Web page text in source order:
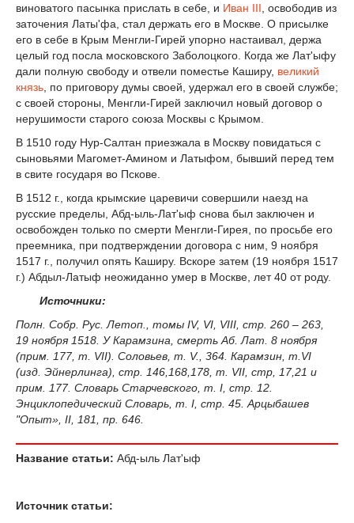
виноватого пасынка прислать в себе, и Иван III, освободив из
заточения Латы'фа, стал держать его в Москве. О присылке
его в себе в Крым Менгли-Гирей упорно настаивал, держа
целый год посла московского Заболоцкого. Когда же Лат'ыфу
дали полную свободу и отвели поместье Каширу, великий
князь, по приговору думы своей, удержал его в своей службе;
с своей стороны, Менгли-Гирей заключил новый договор о
нерушимости старого союза Москвы с Крымом.
В 1510 году Нур-Салтан приезжала в Москву повидаться с
сыновьями Магомет-Амином и Латыфом, бывший перед тем
в свите государя во Пскове.
В 1512 г., когда крымские царевичи совершили наезд на
русские пределы, Абд-ыль-Лат'ыф снова был заключен и
освобожден только по смерти Менгли-Гирея, по просьбе его
преемника, при подтверждении договора с ним, 9 ноября
1517 г., получил опять Каширу. Вскоре затем (19 ноября 1517
г.) Абдыл-Латыф неожиданно умер в Москве, лет 40 от роду.
Источники:
Полн. Собр. Pyс. Летоп., томы IV, VI, VIII, стр. 260 – 263,
19 ноября 1518. У Карамзина, смерть Аб. Лат. 8 ноября
(прим. 177, т. VII). Соловьев, т. V., 364. Карамзин, т.VI
(изд. Эйнерлинга), стр. 146,168,178, т. VII, стр, 17,21 и
прим. 177. Словарь Старчевского, т. I, стр. 12.
Энциклопедический Словарь, т. I, стр. 45. Арцыбашев
"Опыт», II, 181, пр. 646.
Название статьи: Абд-ыль Лат'ыф
Источник статьи: